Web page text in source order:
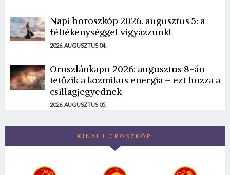
Napi horoszkóp 2026. augusztus 5: a
féltékenységgel vigyázzunk!
2026. AUGUSZTUS 04.
Oroszlánkapu 2026: augusztus 8-án
tetőzik a kozmikus energia – ezt hozza a
csillagjegyednek
2026. AUGUSZTUS 05.
KÍNAI HOROSZKÓP